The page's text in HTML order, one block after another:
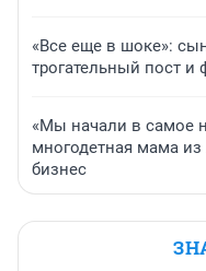
«Все еще в шоке»:
трогательный пост и
«Мы начали в самое
многодетная мама из
бизнес